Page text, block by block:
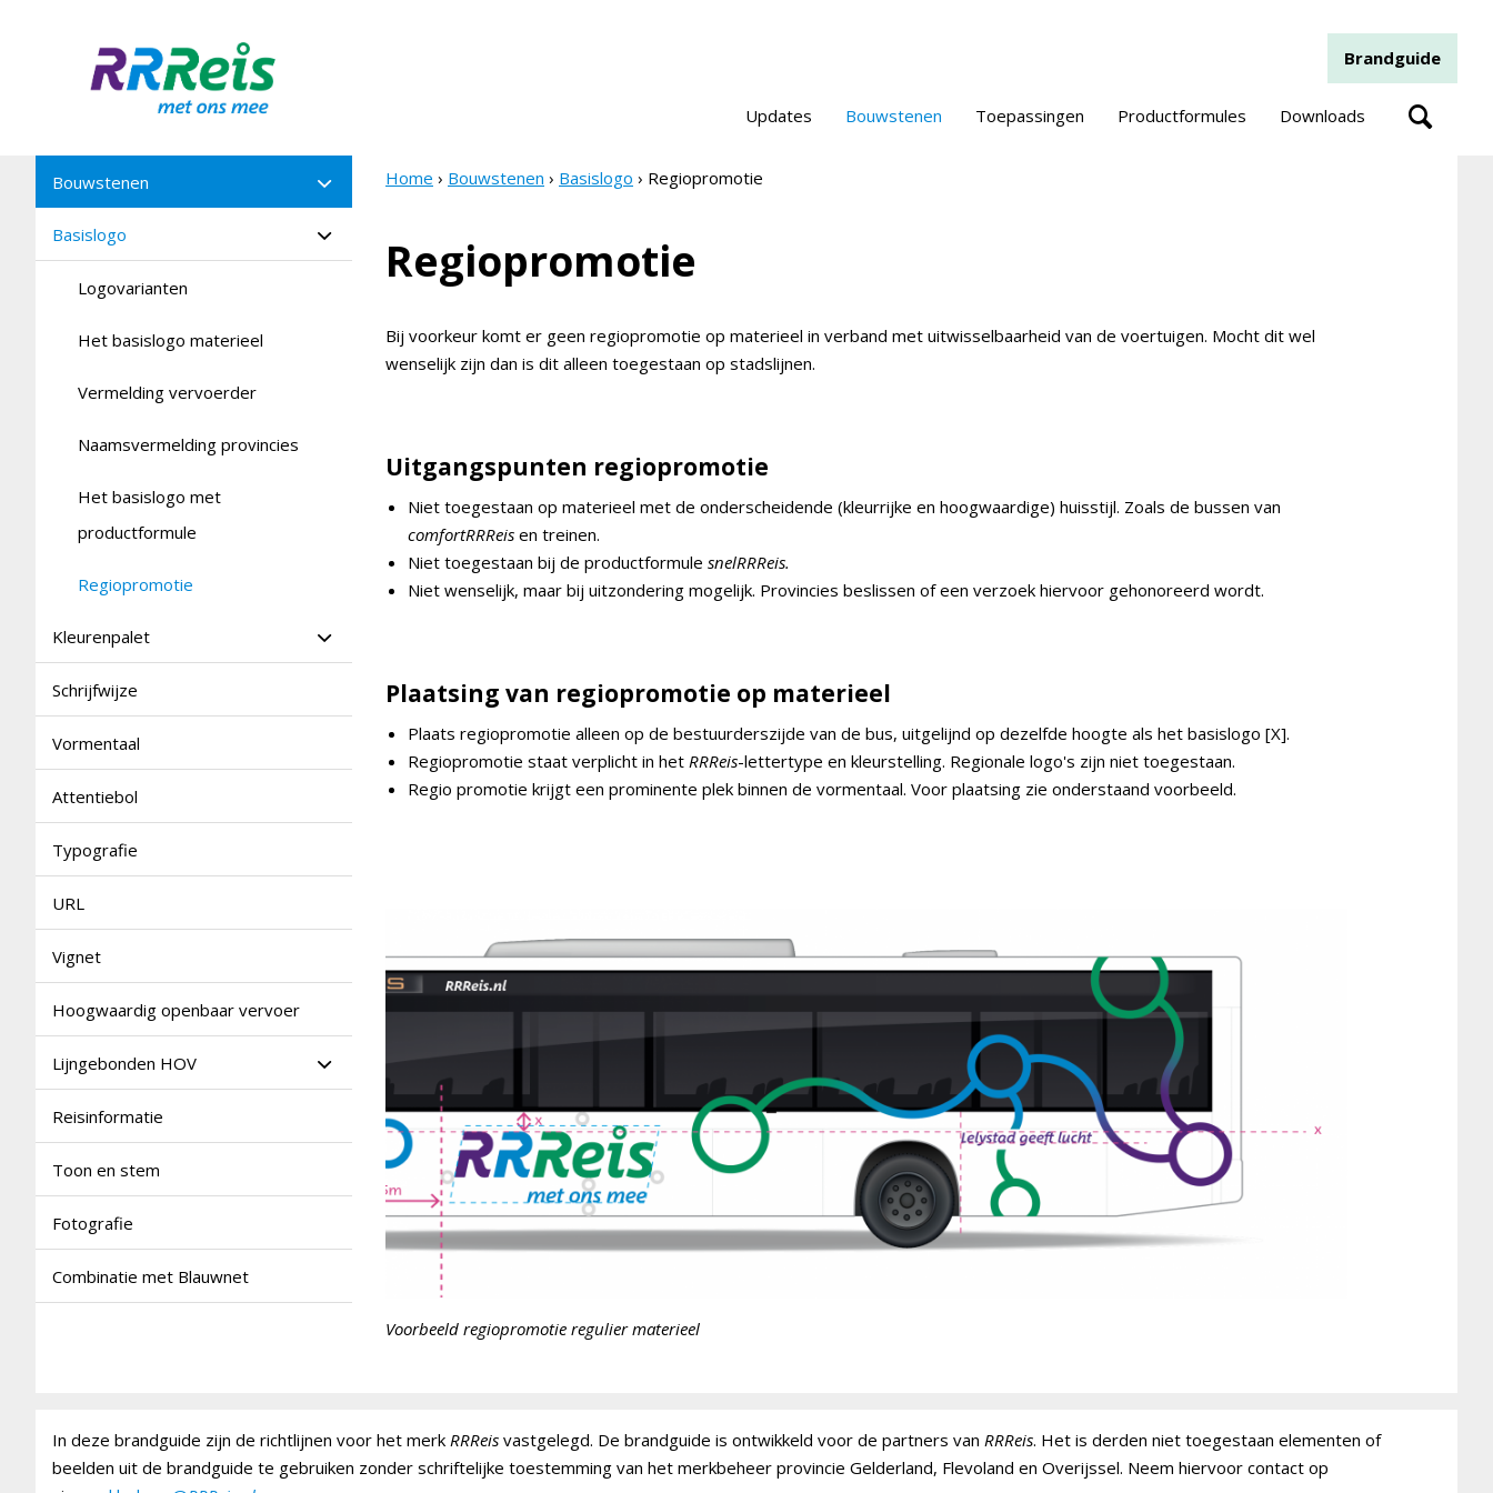
Brandguide
navigation
Updates Bouwstenen Toepassingen Productformules Downloads
Main
navigation
Bouwstenen
Basislogo
Logovarianten
Het basislogo materieel
Vermelding vervoerder
Naamsvermelding provincies
Het basislogo met
productformule
Regiopromotie
Kleurenpalet
Schrijfwijze
Vormentaal
Attentiebol
Typografie
URL
Vignet
Hoogwaardig openbaar vervoer
Lijngebonden HOV
Reisinformatie
Toon en stem
Fotografie
Combinatie met Blauwnet
Breadcrumb
Home Bouwstenen Basislogo Regiopromotie
Regiopromotie
Bij voorkeur komt er geen regiopromotie op materieel in verband met uitwisselbaarheid van de voertuigen. Mocht dit wel
wenselijk zijn dan is dit alleen toegestaan op stadslijnen.
Uitgangspunten regiopromotie
Niet toegestaan op materieel met de onderscheidende (kleurrijke en hoogwaardige) huisstijl. Zoals de bussen van
comfortRRReisen treinen.
Niet toegestaan bij de productformule snelRRReis.
Niet wenselijk, maar bij uitzondering mogelijk. Provincies beslissen of een verzoek hiervoor gehonoreerd wordt.
Plaatsing van regiopromotie op materieel
Plaats regiopromotie alleen op de bestuurderszijde van de bus, uitgelijnd op dezelfde hoogte als het basislogo [X].
Regiopromotie staat verplicht in het RRReis-lettertype en kleurstelling. Regionale logo's zijn niet toegestaan.
Regio promotie krijgt een prominente plek binnen de vormentaal. Voor plaatsing zie onderstaand voorbeeld.
Voorbeeld regiopromotie regulier materieel
In deze brandguide zijn de richtlijnen voor het merk RRReis vastgelegd. De brandguide is ontwikkeld voor de partners van RRReis. Het is derden niet toegestaan elementen of
beelden uit de brandguide te gebruiken zonder schriftelijke toestemming van het merkbeheer provincie Gelderland, Flevoland en Overijssel. Neem hiervoor contact op